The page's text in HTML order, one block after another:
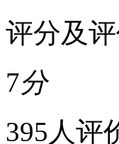
评分及
7分
395人评